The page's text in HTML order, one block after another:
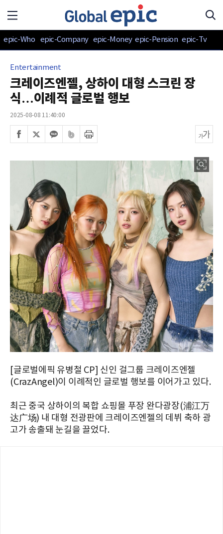
epic-Who epic-Company epic-Money epic-Pension epic-Tv
Entertainment
크레이즈엔젤, 상하이 대형 스크린 장
식…이례적 글로벌 행보
2025-08-08 11:40:00
[글로벌에픽 유병철 CP] 신인 걸그룹 크레이즈엔젤
(CrazAngel)이 이례적인 글로벌 행보를 이어가고 있다.
최근 중국 상하이의 복합 쇼핑몰 푸장 완다광장(浦江万
达广场) 내 대형 전광판에 크레이즈엔젤의 데뷔 축하 광
고가 송출돼 눈길을 끌었다.